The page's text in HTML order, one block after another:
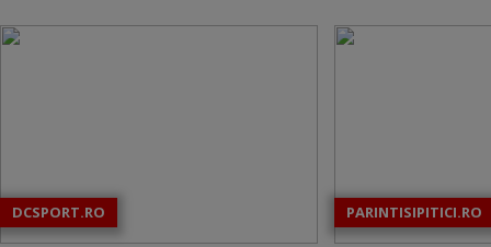
DCSPORT.RO PARINTISIPITICI.RO